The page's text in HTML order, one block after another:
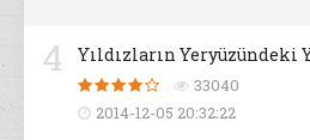
4 Yıldızların Yeryüzündeki
33040
2014-12-05 20:32:22